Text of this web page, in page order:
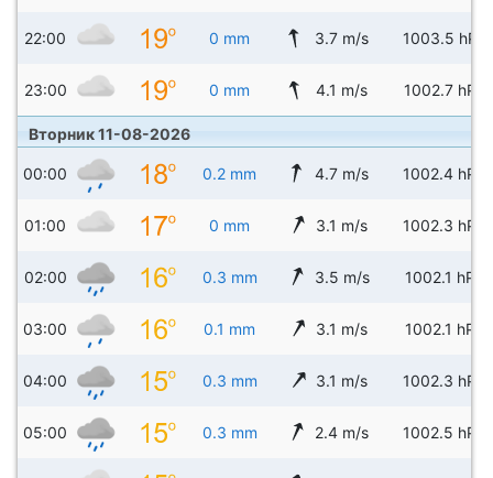
22:00 0 mm 3.7 m/s 1003.5 hPa
23:00 0 mm 4.1 m/s 1002.7 hPa
Вторник 11-08-2026
00:00 0.2 mm 4.7 m/s 1002.4 hPa
01:00 0 mm 3.1 m/s 1002.3 hPa
02:00 0.3 mm 3.5 m/s 1002.1 hPa
03:00 0.1 mm 3.1 m/s 1002.1 hPa
04:00 0.3 mm 3.1 m/s 1002.3 hPa
05:00 0.3 mm 2.4 m/s 1002.5 hPa